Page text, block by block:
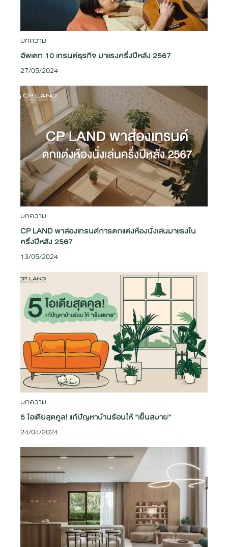
บทความ
อัพเดท 10 เทรนด์ธุรกิจ มาแรงครึ่งปีหลัง 2567
27/05/2024
บทความ
CP LAND พาส่องเทรนด์การตกแต่งห้องนั่งเล่นมาแรงใน
ครึ่งปีหลัง 2567
13/05/2024
บทความ
5 ไอเดียสุดคูล! แก้ปัญหาบ้านร้อนให้ ”เย็นสบาย”
24/04/2024